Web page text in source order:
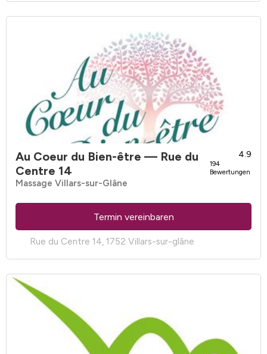
Au Coeur du Bien-être — Rue du
Centre 14
4.9
194
Bewertungen
Massage Villars-sur-Glâne
Rue du Centre 14, 1752 Villars-sur-glâne
Termin vereinbaren